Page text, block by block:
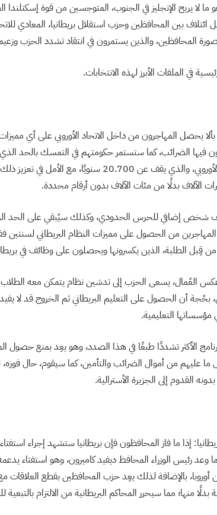
لا يريح الإنجليز في الجنوب، المتوجسين من قوة إسكتلندا
بين المحافظين وحزب استقلال بريطانيا، المعادي
المحافظين، والذين يستمرون في انتقاد تشدد الحزب
في الملفات الأبرز لهذه الانتخابات.
يحصل المهاجرون من داخل الاتحاد الأوروبي على أي
فيها الضرائب، كما ستستمر حكومتهم في التمسك بالحد
المستجلبة من خارج الاتحاد الأوروبي، والذي يقف عن
الآلاف بدلًا من مئات الآلاف بدون أرقام محددة.
شخص إضافي للحرس الحدودي، وكذلك سيُبقي على الحد
المهاجرين من الحصول على مميزات النظام البريطاني
قِبل الطلبة، الذين يكسرونها ويحصلون على وظائف في
العُمال، يسعى الحزب إلى تدشين نظام يتمكن معه
بحُجة أن الحصول على التعليم البريطاني ثم الخروج قد لا يفيد
التعليمية.
الأكثر تشددًا طبعًا في هذا الصدد، وهو يعِد بمنع
ما عليهم من أموال الضرائب والتأمين، كما سيقوم، حال
القدوم إلى الجزيرة الأسترالية.
إذا ما فاز المحافظون فإن بريطانيا ستشهد إجراء
مباشرة عام 2017، كما وعد رئيس الوزراء المحافظ ديفيد كاميرون، وهو
أوروبا، بالإضافة لذلك يعِد حزب المحافظين بقطع العلاقات
بدلًا منها؛ مما سيحرر المحاكم البريطانية من الالتزام بالتبعية